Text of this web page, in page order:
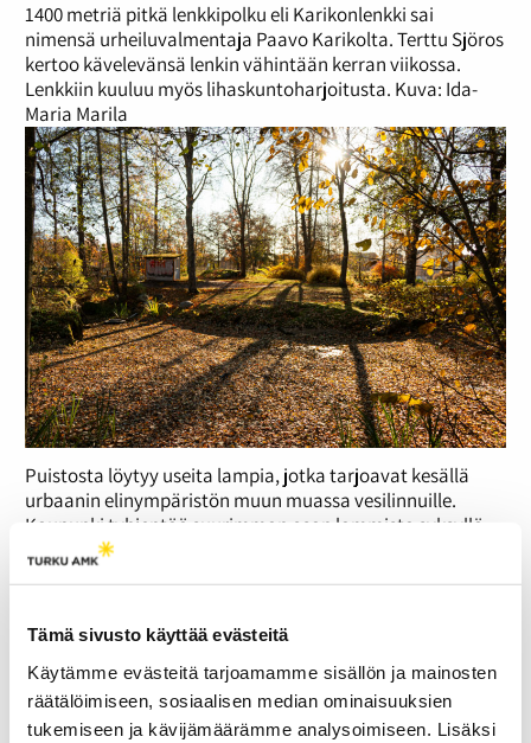
Tämä sivusto käyttää evästeitä
Käytämme evästeitä tarjoamamme sisällön ja mainosten
räätälöimiseen, sosiaalisen median ominaisuuksien
tukemiseen ja kävijämäärämme analysoimiseen. Lisäksi
1400 metriä pitkä lenkkipolku eli Karikonlenkki sai
nimensä urheiluvalmentaja Paavo Karikolta. Terttu Sjöros
kertoo kävelevänsä lenkin vähintään kerran viikossa.
Lenkkiin kuuluu myös lihaskuntoharjoitusta. Kuva: Ida-
Maria Marila
Puistosta löytyy useita lampia, jotka tarjoavat kesällä
urbaanin elinympäristön muun muassa vesilinnuille.
Kaupunki tyhjentää suurimman osan lammista syksyllä.
Kuva: Ida-Maria Marila